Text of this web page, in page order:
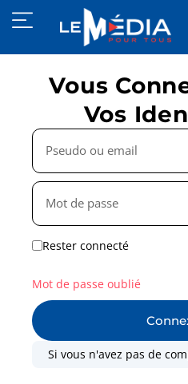
Vous
Vos
Rester connecté
Mot de passe oublié
Si vous n'avez pas de